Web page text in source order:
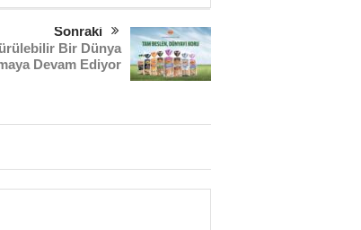
Sonraki
Bir Dünya
Devam Ediyor